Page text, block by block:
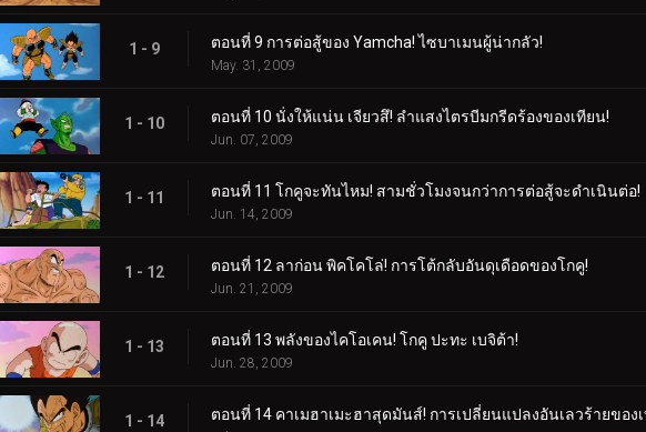
1 - 9 ตอนที่ 9 การต่อสู้ของ Yamcha! ไซบาเมนผู้น่ากลัว!
May. 31, 2009
1 - 10 ตอนที่ 10 นั่งให้แน่น เจียวสึ! ลำแสงไตรบีมกรีดร้องของเทียน!
Jun. 07, 2009
1 - 11 ตอนที่ 11 โกคูจะทันไหม! สามชั่วโมงจนกว่าการต่อสู้จะดำเนินต่อ!
Jun. 14, 2009
1 - 12 ตอนที่ 12 ลาก่อน พิคโคโล่! การโต้กลับอันดุเดือดของโกคู!
Jun. 21, 2009
1 - 13 ตอนที่ 13 พลังของไคโอเคน! โกคู ปะทะ เบจิต้า!
Jun. 28, 2009
1 - 14 ตอนที่ 14 คาเมฮาเมะฮาสุดมันส์! การเปลี่ยนแปลงอันเลวร้ายของ